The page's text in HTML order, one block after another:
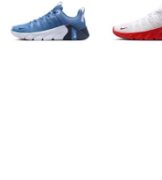
أبيض أزرق